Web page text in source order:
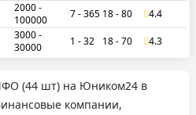
2000 -
100000
7 - 365 18 - 80 4.4
3000 -
30000
1 - 32 18 - 70 4.3
(44 шт) на Юником24 в
компании,